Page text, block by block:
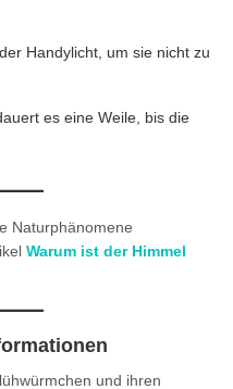
Handylicht, um sie nicht zu
es eine Weile, bis die
Naturphänomene
Warum ist der Himmel
und ihren